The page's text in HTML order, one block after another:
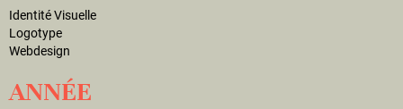
Identité Visuelle
Logotype
Webdesign
ANNÉE